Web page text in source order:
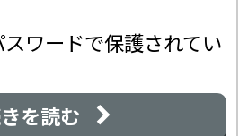
ワードで保護されてい
を読む